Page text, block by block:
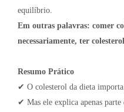
equilíbrio.
Em outras palavras: comer
necessariamente, ter
Resumo Prático
✔ O colesterol da dieta importa.
✔ Mas ele explica apenas parte